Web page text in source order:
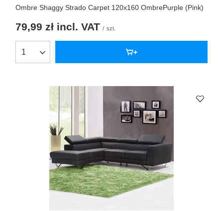
Ombre Shaggy Strado Carpet 120x160 OmbrePurple (Pink)
79,99 zł incl. VAT / szt.